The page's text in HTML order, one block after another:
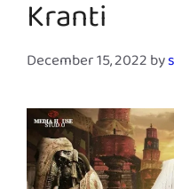
Kranti
December 15, 2022by